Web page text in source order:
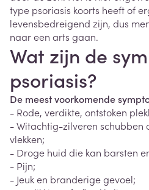
type psoriasis koorts heeft of
levensbedreigend zijn, dus
naar een arts gaan.
Wat zijn de
psoriasis?
De meest voorkomende
- Rode, verdikte, ontstoken
- Witachtig-zilveren schubben
vlekken;
- Droge huid die kan barsten
- Pijn;
- Jeuk en branderige gevoel;